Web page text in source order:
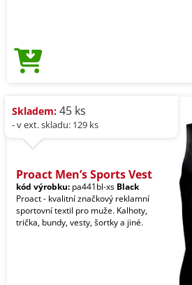
Skladem: 45 ks
- v ext. skladu: 129 ks
Proact Men’s Sports Vest
kód výrobku: pa441bl-xs Black
Proact - kvalitní značkový reklamní
sportovní textil pro muže. Kalhoty,
trička, bundy, vesty, šortky a jiné.